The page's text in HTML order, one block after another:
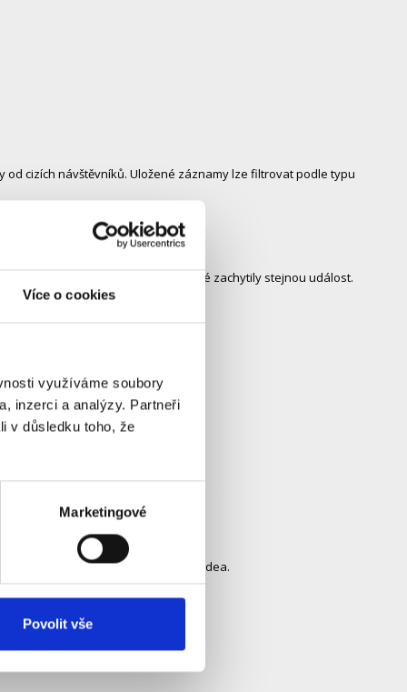
Více o cookies
využíváme soubory
inzerci a analýzy. Partneři
v důsledku toho, že
Marketingové
Povolit vše
od cizích návštěvníků. Uložené záznamy lze filtrovat podle typu
– propojí záběry z více kamer, které zachytily stejnou událost.
poplachy.
využívat AI funkce a ukládat videa.